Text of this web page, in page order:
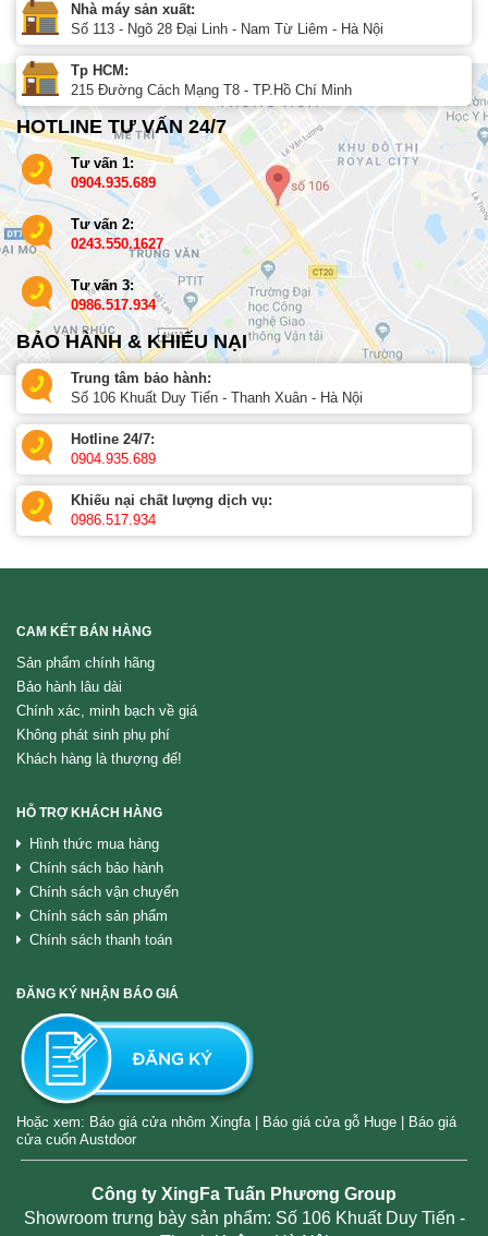
Nhà máy sản xuất:
Số 113 - Ngõ 28 Đại Linh - Nam Từ Liêm - Hà Nội
Tp HCM:
215 Đường Cách Mạng T8 - TP.Hồ Chí Minh
HOTLINE TƯ VẤN 24/7
Tư vấn 1:
0904.935.689
Tư vấn 2:
0243.550.1627
Tư vấn 3:
0986.517.934
BẢO HÀNH & KHIẾU NẠI
Trung tâm bảo hành:
Số 106 Khuất Duy Tiến - Thanh Xuân - Hà Nội
Hotline 24/7:
0904.935.689
Khiếu nại chất lượng dịch vụ:
0986.517.934
CAM KẾT BÁN HÀNG
Sản phẩm chính hãng
Bảo hành lâu dài
Chính xác, minh bạch về giá
Không phát sinh phụ phí
Khách hàng là thượng đế!
HỖ TRỢ KHÁCH HÀNG
Hình thức mua hàng
Chính sách bảo hành
Chính sách vận chuyển
Chính sách sản phẩm
Chính sách thanh toán
ĐĂNG KÝ NHẬN BÁO GIÁ
Hoặc xem: Báo giá cửa nhôm Xingfa| Báo giá cửa gỗ Huge
Báo giá
cửa cuốn Austdoor
Công ty XingFa Tuấn Phương Group
Showroom trưng bày sản phẩm: Số 106 Khuất Duy Tiến -